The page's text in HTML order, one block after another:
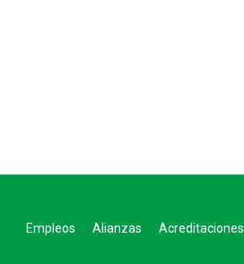
Empleos Alianzas Acreditaciones